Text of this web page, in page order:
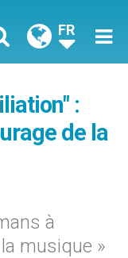
FR
:
de la
à
musique »